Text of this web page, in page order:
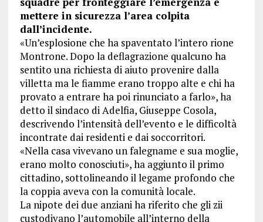
mettere in sicurezza l’area colpita
dall’incidente.
«Un’esplosione che ha spaventato l’intero rione
Montrone. Dopo la deflagrazione qualcuno ha
sentito una richiesta di aiuto provenire dalla
villetta ma le fiamme erano troppo alte e chi ha
provato a entrare ha poi rinunciato a farlo», ha
detto il sindaco di Adelfia, Giuseppe Cosola,
descrivendo l’intensità dell’evento e le difficoltà
incontrate dai residenti e dai soccorritori.
«Nella casa vivevano un falegname e sua moglie,
erano molto conosciuti», ha aggiunto il primo
cittadino, sottolineando il legame profondo che
la coppia aveva con la comunità locale.
La nipote dei due anziani ha riferito che gli zii
custodivano l’automobile all’interno della